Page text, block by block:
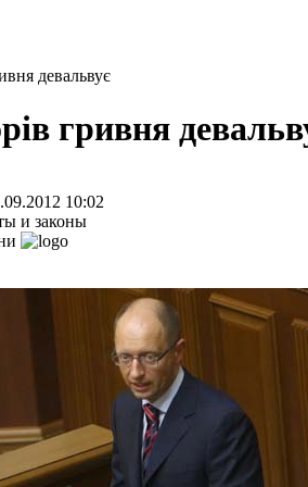
девальвує
гривня
10:02
и законы